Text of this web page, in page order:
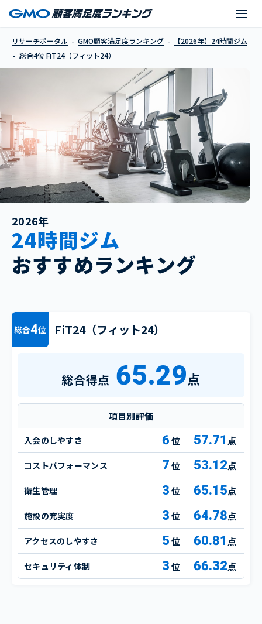
FiT24（フィット24）
リサーチポータル GMO顧客満足度ランキング
【2026年】24時間ジム
総合4位 FiT24（フィット24）
2026年
24時間ジム
おすすめランキング
総合4位 FiT24（フィット24）
総合得点 65.29点
項目別評価
入会のしやすさ 6 57.71 点
コストパフォーマンス 7 53.12点
衛生管理 3 65.15点
施設の充実度 3 64.78点
アクセスのしやすさ 5 60.81 点
セキュリティ体制 3 66.32点